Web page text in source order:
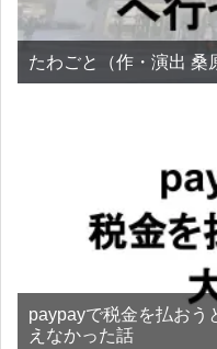
たわごと（作・演出 桑
paypayで税金を払おう
えなかった話